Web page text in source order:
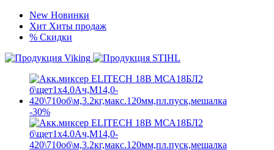
New Новинки
Хит Хиты продаж
% Скидки
-30%